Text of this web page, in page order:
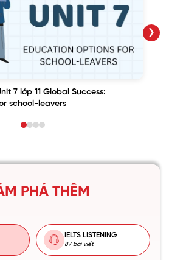
7 lớp 11 Global Success:
school-leavers
❯
PHÁ THÊM
IELTS LISTENING
87 bài viết